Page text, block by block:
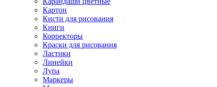
Картон
Кисти для рисования
Книги
Корректоры
Краски для рисования
Ластики
Линейки
Лупа
Маркеры